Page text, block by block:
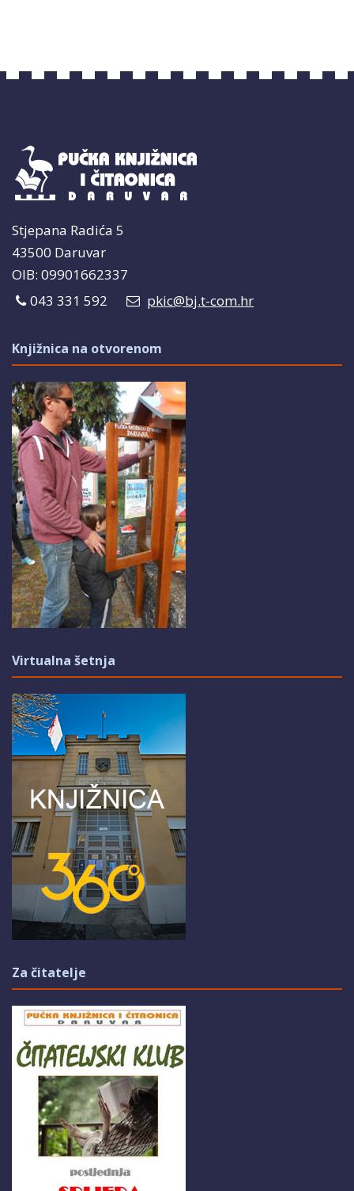
Stjepana Radića 5
43500 Daruvar
OIB: 09901662337
043 331 592
pkic@bj.t-com.hr
Knjižnica na otvorenom
Virtualna šetnja
Za čitatelje